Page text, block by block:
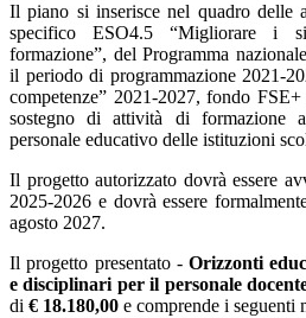
Il piano si inserisce nel quadro delle
specifico ESO4.5 “Migliorare i
formazione”, del Programma
il periodo di programmazione 2021-
competenze” 2021-2027, fondo
sostegno di attività di formazione
personale educativo delle istituzioni
Il progetto autorizzato dovrà essere
2025-2026 e dovrà essere
agosto 2027.
Il progetto presentato -Orizzonti
e disciplinari per il personale
di € 18.180,00 e comprende i seguenti